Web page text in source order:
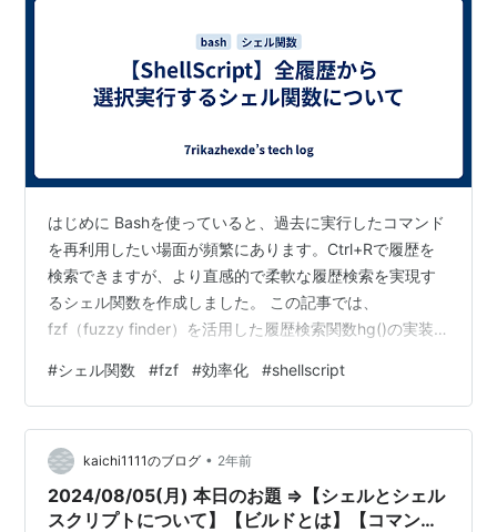
はじめに Bashを使っていると、過去に実行したコマンド
を再利用したい場面が頻繁にあります。Ctrl+Rで履歴を
検索できますが、より直感的で柔軟な履歴検索を実現す
るシェル関数を作成しました。 この記事では、
fzf（fuzzy finder）を活用した履歴検索関数hg()の実装
Gistに投稿していますので、そちらもご確認ください。
全履歴から選択実行するシェル関数（~/.bashrに追加す
る方法） · GitHub 全履歴から選択実行するシェル関数
（$HOME/.bash_functionsを読み込んで実行する方法） ·
GitHub 背景と課…
#シェル関数 #fzf #効率化 #shellscript
kaichi1111のブログ • 2年前
2024/08/05(月) 本日のお題 ⇒【シェルとシェル
スクリプトについて】【ビルドとは】【コマンド